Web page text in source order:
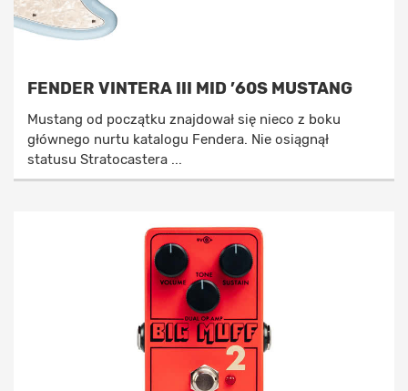
FENDER VINTERA III MID ’60S MUSTANG
Mustang od początku znajdował się nieco z boku
głównego nurtu katalogu Fendera. Nie osiągnął
statusu Stratocastera ...